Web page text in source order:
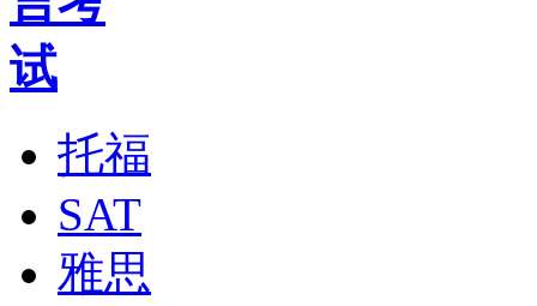
托福
SAT
雅思